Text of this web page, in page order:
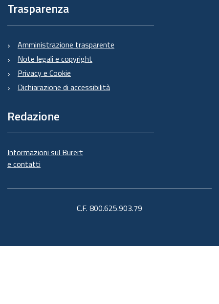
Trasparenza
Amministrazione trasparente
Note legali e copyright
Privacy e Cookie
Dichiarazione di accessibilità
Redazione
Informazioni sul Burert
e contatti
C.F. 800.625.903.79